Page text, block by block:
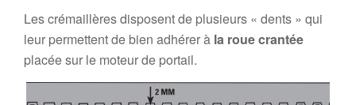
Les crémaillères disposent de plusieurs « dents » qui
leur permettent de bien adhérer à la roue crantée
placée sur le moteur de portail.